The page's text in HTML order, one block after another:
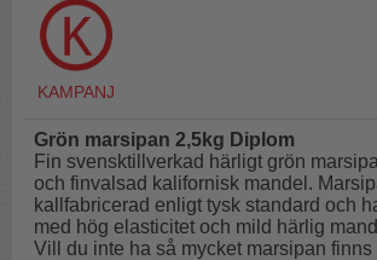
Grön marsipan 2,5kg Diplom
Fin svensktillverkad härligt grön
och finvalsad kalifornisk mandel.
kallfabricerad enligt tysk standard och
med hög elasticitet och mild härlig
Vill du inte ha så mycket marsipan finns